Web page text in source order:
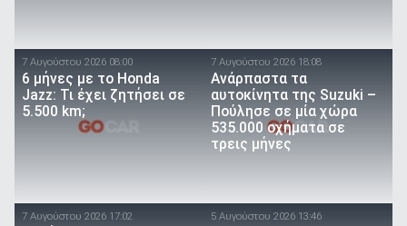
7 Αυγούστου 2026 08:00
6 μήνες με το Honda
Jazz: Τι έχει ζητήσει σε
5.500 km;
7 Αυγούστου 2026 18:08
Ανάρπαστα τα
αυτοκίνητα της Suzuki –
Πούλησε σε μία χώρα
535.000 οχήματα σε
τρεις μήνες
7 Αυγούστου 2026 17:02 5 Αυγούστου 2026 13:46